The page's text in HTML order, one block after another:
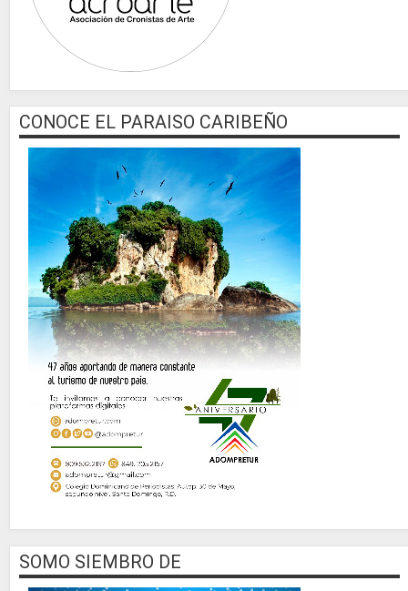
CONOCE EL PARAISO CARIBEÑO
SOMO SIEMBRO DE